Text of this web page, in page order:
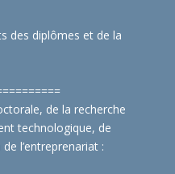
des diplômes et de la
====
de la recherche
technologique, de
l’entreprenariat :